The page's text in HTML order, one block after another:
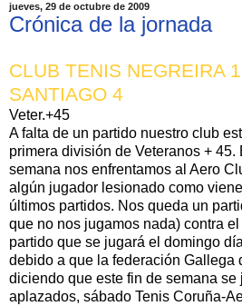
jueves, 29 de octubre de 2009
Crónica de la jornada
CLUB TENIS NEGREIRA
SANTIAGO 4
Veter.+45
A falta de un partido nuestro club
primera división de Veteranos + 45.
semana nos enfrentamos al Aero
algún jugador lesionado como
últimos partidos. Nos queda un
que no nos jugamos nada) contra
partido que se jugará el domingo
debido a que la federación Gallega
diciendo que este fin de semana
aplazados, sábado Tenis Coruña-